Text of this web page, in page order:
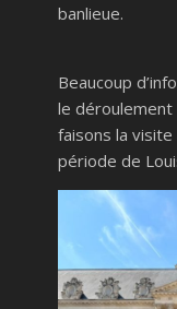
banlieue.
Beaucoup
le
faisons la
période de